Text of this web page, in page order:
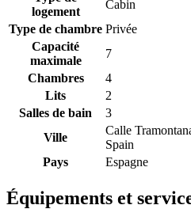
logement
Cabin
Type de chambre Privée
Capacité
maximale
7
Chambres
4
Lits
2
Salles de bain
3
Ville
Calle
Spain
Pays
Espagne
Équipements et